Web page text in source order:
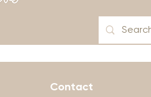
Contact